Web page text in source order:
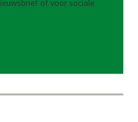
of voor sociale